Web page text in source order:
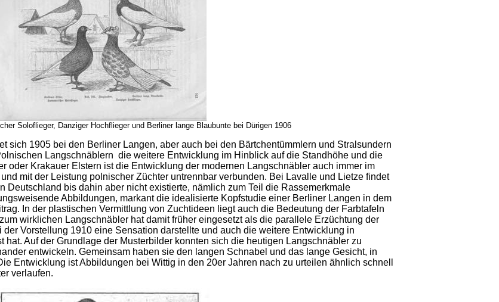
Soloflieger, Danziger Hochflieger und Berliner lange Blaubunte bei Dürigen 1906
sich 1905 bei den Berliner Langen, aber auch bei den Bärtchentümmlern und Stralsundern
Langschnäblern die weitere Entwicklung im Hinblick auf die Standhöhe und die
oder Krakauer Elstern ist die Entwicklung der modernen Langschnäbler auch immer im
mit der Leistung polnischer Züchter untrennbar verbunden. Bei Lavalle und Lietze findet
Deutschland bis dahin aber nicht existierte, nämlich zum Teil die Rassemerkmale
Abbildungen, markant die idealisierte Kopfstudie einer Berliner Langen in dem
In der plastischen Vermittlung von Zuchtideen liegt auch die Bedeutung der Farbtafeln
wirklichen Langschnäbler hat damit früher eingesetzt als die parallele Erzüchtung der
Vorstellung 1910 eine Sensation darstellte und auch die weitere Entwicklung in
Auf der Grundlage der Musterbilder konnten sich die heutigen Langschnäbler zu
entwickeln. Gemeinsam haben sie den langen Schnabel und das lange Gesicht, in
Entwicklung ist Abbildungen bei Wittig in den 20er Jahren nach zu urteilen ähnlich schnell
verlaufen.